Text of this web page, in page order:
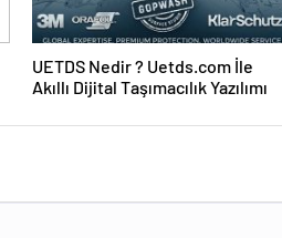
UETDS Nedir ? Uetds.com İle
Akıllı Dijital Taşımacılık Yazılımı